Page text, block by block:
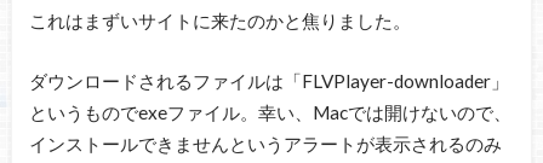
これはまずいサイトに来たのかと焦りました。
ダウンロードされるファイルは「FLVPlayer-downloader」
というものでexeファイル。幸い、Macでは開けないので、
インストールできませんというアラートが表示されるのみ